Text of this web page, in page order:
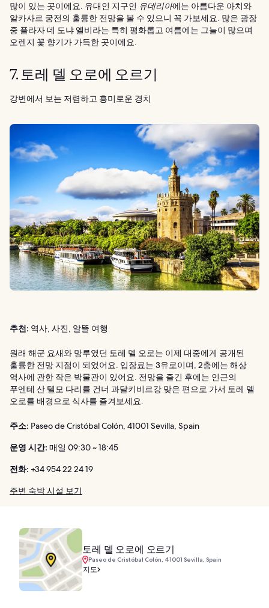
많이 있는 곳이에요. 유대인 지구인 유데리아에는 아름다운 아치와
알카사르 궁전의 훌륭한 전망을 볼 수 있으니 꼭 가보세요. 많은 광장
중 플라자 데 도냐 엘비라는 특히 평화롭고 여름에는 그늘이 많으며
오렌지 꽃 향기가 가득한 곳이에요.
7. 토레 델 오로에 오르기
강변에서 보는 저렴하고 흥미로운 경치
추천: 역사, 사진, 알뜰 여행
원래 해군 요새와 망루였던 토레 델 오로는 이제 대중에게 공개된
훌륭한 전망 지점이 되었어요. 입장료는 3유로이며, 2층에는 해상
역사에 관한 작은 박물관이 있어요. 전망을 즐긴 후에는 인근의
푸엔테 산 텔모 다리를 건너 과달키비르강 맞은 편으로 가서 토레 델
오로를 배경으로 식사를 즐겨보세요.
주소: Paseo de Cristóbal Colón, 41001 Sevilla, Spain
운영 시간: 매일 09:30 ~ 18:45
전화: +34 954 22 24 19
주변 숙박 시설 보기
토레 델 오로에 오르기
Paseo de Cristóbal Colón, 41001 Sevilla, Spain
지도